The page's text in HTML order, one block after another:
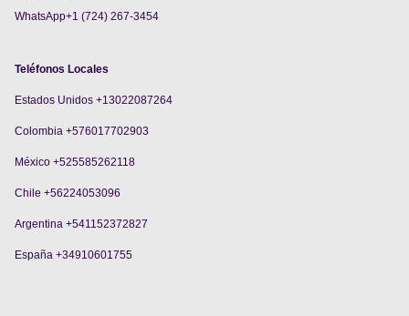
WhatsApp+1 (724) 267-3454
Teléfonos Locales
Estados Unidos +13022087264
Colombia +576017702903
México +525585262118
Chile +56224053096
Argentina +541152372827
España +34910601755